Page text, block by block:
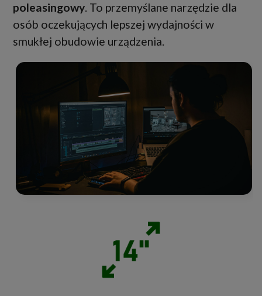
poleasingowy. To przemyślane narzędzie dla
osób oczekujących lepszej wydajności w
smukłej obudowie urządzenia.